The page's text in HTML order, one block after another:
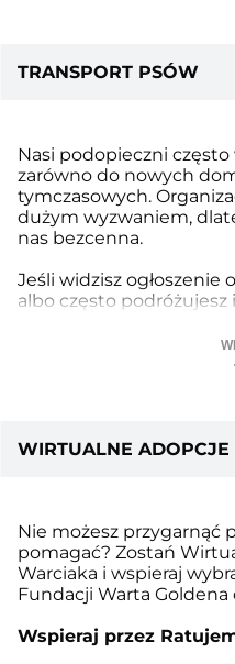
Szczególną pomocą są
wsparcie dla psów, które
TRANSPORT PSÓW
Nasi podopieczni
zarówno do nowych
tymczasowych.
dużym wyzwaniem,
nas bezcenna.
Jeśli widzisz
albo często podróżujesz
Ewelina | tel. 606 746
WIRTUALNE ADOPCJE
Nie możesz przygarnąć
pomagać? Zostań
Warciaka i wspieraj
Fundacji Warta
Wspieraj przez